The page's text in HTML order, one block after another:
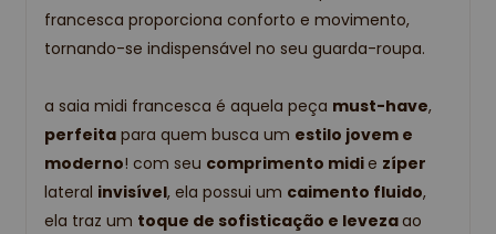
francesca proporciona conforto e movimento,
tornando-se indispensável no seu guarda-roupa.
a saia midi francesca é aquela peça must-have,
perfeita para quem busca um estilo jovem e
moderno! com seu comprimento midie zíper
lateral invisível, ela possui um caimento fluido,
ela traz um toque de sofisticação e levezaao